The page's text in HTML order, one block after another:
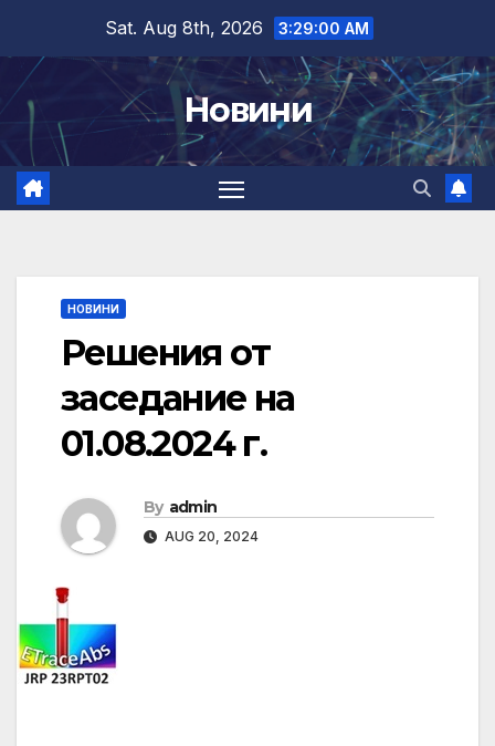
content
Sat. Aug 8th, 2026 3:29:01 AM
Новини
НОВИНИ
Решения от
заседание на
01.08.2024 г.
By admin
AUG 20, 2024